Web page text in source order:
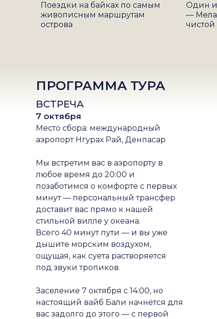
Поездки на байках по самым
живописным маршрутам
острова
Один
—
ПРОГРАММА ТУРА
ВСТРЕЧА
7 октября
Место сбора: международный
аэропорт Нгурах Рай, Денпасар
Мы встретим вас в аэропорту в
любое время до 20:00 и
позаботимся о комфорте с первых
минут — персональный трансфер
доставит вас прямо к нашей
стильной вилле у океана.
Всего 40 минут пути — и вы уже
дышите морским воздухом,
ощущая, как суета растворяется
под звуки тропиков.
Заселение 7 октября с 14:00, но
настоящий вайб Бали начнётся для
вас задолго до этого — с первой